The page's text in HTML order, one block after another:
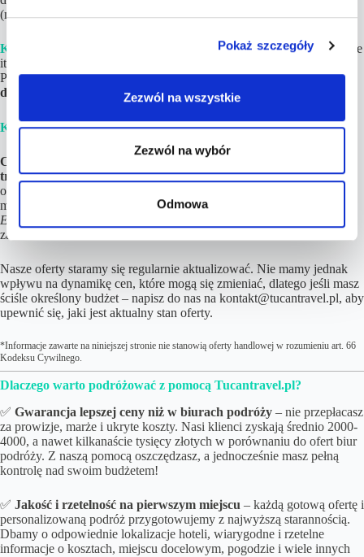
Pokaż szczegóły
Zezwól na wszystkie
Zezwól na wybór
Odmowa
(maksymalnie do 12 godzin).
Krok 3.
poszczególnych elementów (loty, hotele
itd.)
Podróży. Jeśli tylko chcesz,noclegi możesz zapłacić nawet do kilku
dni przed wylotem!
Krok 4.Ciesz się z nadchodzących wakacji! 😉
Cena podróży znacznie wzrosła od wskazanej w ofercie? Nic nie
tracisz!Możesz zwrócić się z prośbą o zwrot w ciągu 3 dni od
otrzymania szczegółów z linkami do rezerwacji lub wykorzystać
możliwość bezpłatnego wyboru dowolnej oferty z kategorii
Egoztyczne okazje
zamówienia.
Nasze oferty staramy się regularnie aktualizować. Nie mamy jednak
wpływu na dynamikę cen, które mogą się zmieniać, dlatego jeśli masz
ściśle określony budżet – napisz do nas na kontakt@tucantravel.pl, aby
upewnić się, jaki jest aktualny stan oferty.
*Informacje zawarte na niniejszej stronie nie stanowią oferty handlowej w rozumieniu art. 66
Kodeksu Cywilnego.
Dlaczego warto podróżować z pomocą Tucantravel.pl?
✅ Gwarancja lepszej ceny niż w biurach podróży – nie przepłacasz
za prowizje, marże i ukryte koszty. Nasi klienci zyskają średnio 2000-
4000, a nawet kilkanaście tysięcy złotych w porównaniu do ofert biur
podróży. Z naszą pomocą oszczędzasz, a jednocześnie masz pełną
kontrolę nad swoim budżetem!
✅ Jakość i rzetelność na pierwszym miejscu – każdą gotową ofertę i
personalizowaną podróż przygotowujemy z najwyższą starannością.
Dbamy o odpowiednie lokalizacje hoteli, wiarygodne i rzetelne
informacje o kosztach, miejscu docelowym, pogodzie i wiele innych